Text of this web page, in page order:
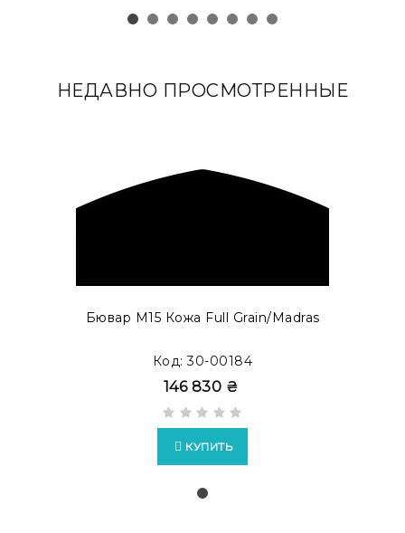
НЕДАВНО ПРОСМОТРЕННЫЕ
Бювар М15 Кожа Full Grain/Madras
Код: 30-00184
146 830 ₴
КУПИТЬ